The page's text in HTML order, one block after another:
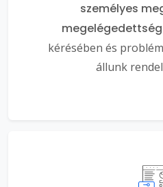
személyes
kérésében és
állunk